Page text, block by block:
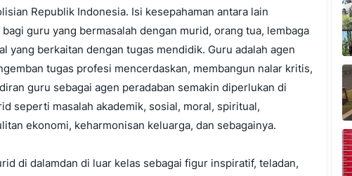
Republik Indonesia. Isi kesepahaman antara lain
guru yang bermasalah dengan murid, orang tua, lembaga
yang berkaitan dengan tugas mendidik. Guru adalah agen
tugas profesi mencerdaskan, membangun nalar kritis,
guru sebagai agen peradaban semakin diperlukan di
seperti masalah akademik, sosial, moral, spiritual,
ekonomi, keharmonisan keluarga, dan sebagainya.
di dalamdan di luar kelas sebagai figur inspiratif, teladan,